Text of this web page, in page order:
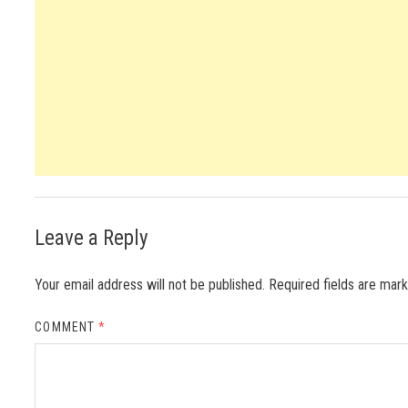
Leave a Reply
Your email address will not be published. Required fields are
COMMENT*